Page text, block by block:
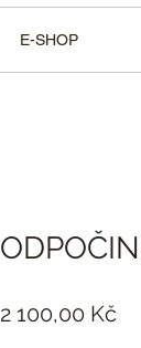
E-SHOP
2 100,00 Kč